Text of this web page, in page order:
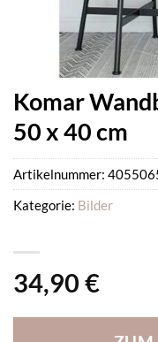
Komar
50 x 40 cm
34,90 €
Artikelnummer:
Kategorie: Bilder